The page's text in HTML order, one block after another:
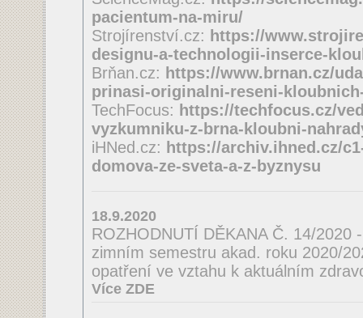
pacientum-na-miru/
Strojírenství.cz: https://
designu-a-technologii-inserce-
Brňan.cz: https://www.brnan.cz/
prinasi-originalni-reseni-
TechFocus: https://techfocus.cz/
vyzkumniku-z-brna-kloubni-
iHNed.cz: https://archiv.ihned.cz/
domova-ze-sveta-a-z-byznysu
18.9.2020
ROZHODNUTÍ DĚKANA Č. 14/2020
zimním semestru akad. roku 2020/
opatření ve vztahu k aktuálním
Více ZDE